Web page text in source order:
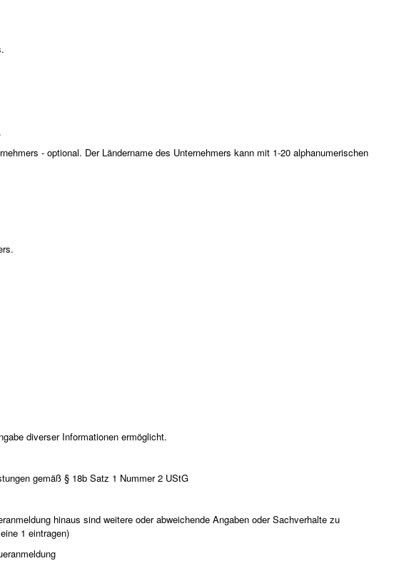
- optional. Der Ländername des Unternehmers kann mit 1-20 alphanumerischen
diverser Informationen ermöglicht.
gemäß § 18b Satz 1 Nummer 2 UStG
hinaus sind weitere oder abweichende Angaben oder Sachverhalte zu
1 eintragen)